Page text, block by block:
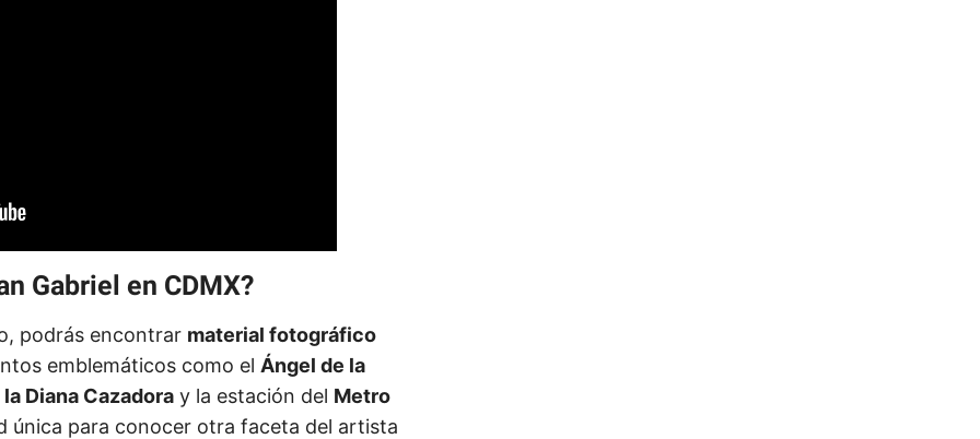
Gabriel en CDMX?
podrás encontrar material fotográfico
emblemáticos como el Ángel de la
Diana Cazadora y la estación del Metro
única para conocer otra faceta del artista